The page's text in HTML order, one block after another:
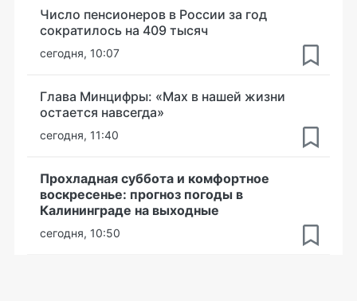
Число пенсионеров в России за год
сократилось на 409 тысяч
сегодня, 10:07
Глава Минцифры: «Мах в нашей жизни
остается навсегда»
сегодня, 11:40
Прохладная суббота и комфортное
воскресенье: прогноз погоды в
Калининграде на выходные
сегодня, 10:50